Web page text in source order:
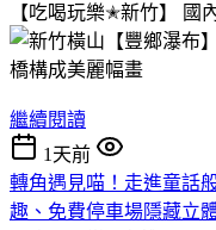
【吃喝玩樂✭新竹】
國
繼續閱讀
1天前
轉角遇見喵！走進童話
趣、免費停車場隱藏立